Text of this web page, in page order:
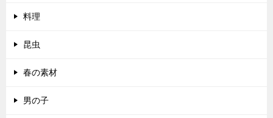
料理
昆虫
春の素材
男の子